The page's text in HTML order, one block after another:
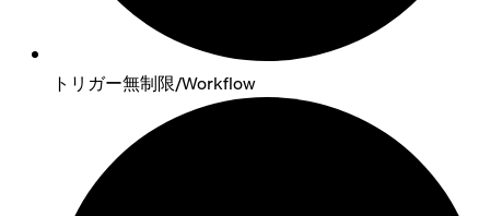
トリガー無制限/Workflow